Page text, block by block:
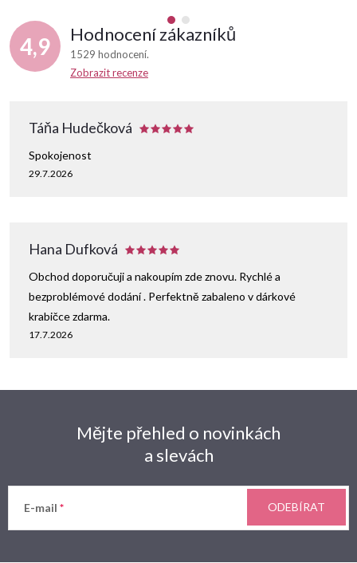
4,9 Hodnocení zákazníků
1529 hodnocení
Zobrazit recenze
Táňa Hudečková
29.7.2026
Spokojenost
Hana Dufková
17.7.2026
Obchod doporučuji a nakoupím zde znovu. Rychlé a
bezproblémové dodání . Perfektně zabaleno v dárkové
krabičce zdarma.
Mějte přehled o novinkách
a slevách
E-mail ODEBÍRAT